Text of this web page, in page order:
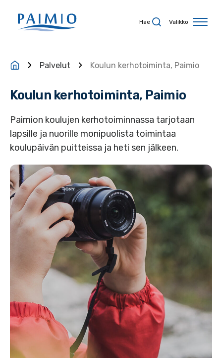
Hae Valikko
Palvelut Koulun kerhotoiminta, Paimio
Koulun kerhotoiminta, Paimio
Paimion koulujen kerhotoiminnassa tarjotaan
lapsille ja nuorille monipuolista toimintaa
koulupäivän puitteissa ja heti sen jälkeen.